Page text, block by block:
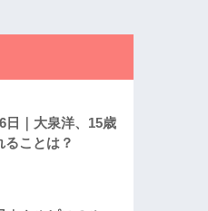
日｜大泉洋、15歳
ことは？